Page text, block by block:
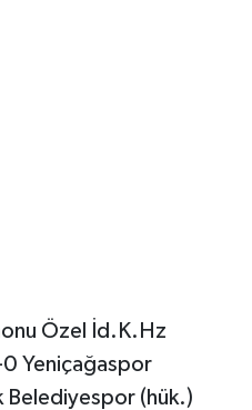
Özel İd.K.Hz
Yeniçağaspor
Belediyespor (hük.)